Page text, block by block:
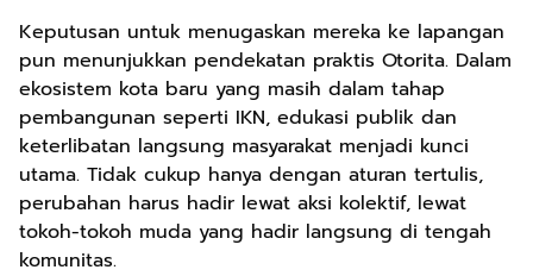
Keputusan untuk menugaskan mereka ke lapangan
pun menunjukkan pendekatan praktis Otorita. Dalam
ekosistem kota baru yang masih dalam tahap
pembangunan seperti IKN, edukasi publik dan
keterlibatan langsung masyarakat menjadi kunci
utama. Tidak cukup hanya dengan aturan tertulis,
perubahan harus hadir lewat aksi kolektif, lewat
tokoh-tokoh muda yang hadir langsung di tengah
komunitas.